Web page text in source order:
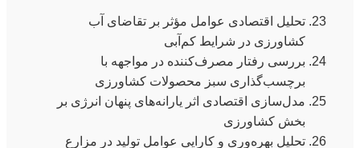
تحلیل اقتصادی عوامل مؤثر بر تقاضای آب
کشاورزی در شرایط کم‌آبی
بررسی رفتار مصرف‌کننده در مواجهه با
برچسب‌گذاری سبز محصولات کشاورزی
مدل‌سازی اقتصادی اثر یارانه‌های پنهان انرژی بر
بخش کشاورزی
تحلیل بهره‌وری و کارایی عوامل تولید در مزارع